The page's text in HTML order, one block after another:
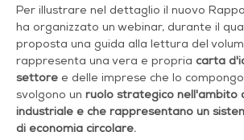
Per illustrare nel dettaglio il nuovo
ha organizzato un webinar, durante il
proposta una guida alla lettura del
rappresenta una vera e propria carta
settore e delle imprese che lo
svolgono un ruolo strategico nell'ambito
industriale e che rappresentano un
di economia circolare.